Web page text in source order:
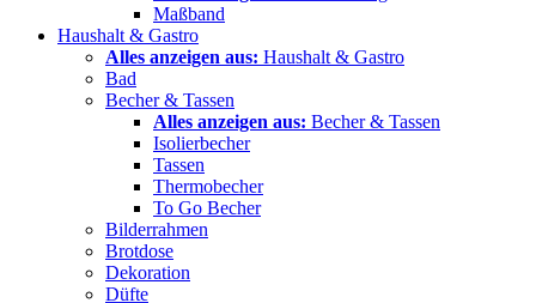
Maßband
Haushalt & Gastro
Alles anzeigen aus: Haushalt & Gastro
Bad
Becher & Tassen
Alles anzeigen aus: Becher & Tassen
Isolierbecher
Tassen
Thermobecher
To Go Becher
Bilderrahmen
Brotdose
Dekoration
Düfte